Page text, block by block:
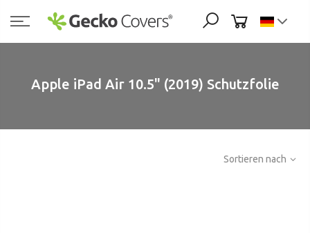
Inhalt
springen
Apple iPad Air 10.5" (2019) Schutzfolie
Sortieren nach